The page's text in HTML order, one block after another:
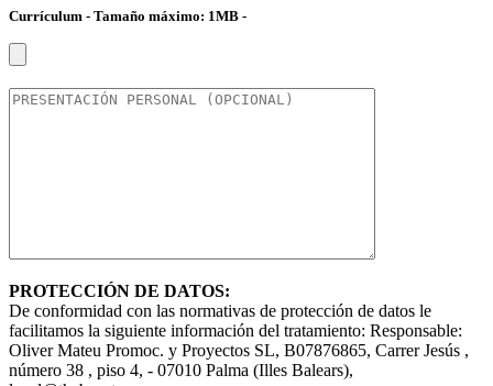
Currículum - Tamaño máximo: 1MB -
PROTECCIÓN DE DATOS:
De conformidad con las normativas de protección de datos le
facilitamos la siguiente información del tratamiento: Responsable:
Oliver Mateu Promoc. y Proyectos SL, B07876865, Carrer Jesús ,
número 38 , piso 4, - 07010 Palma (Illes Balears),